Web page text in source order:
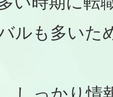
ルも多いた